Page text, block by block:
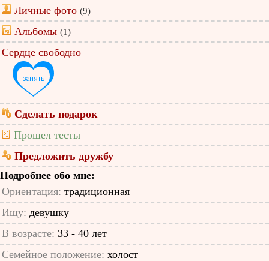
Личные фото (9)
Альбомы (1)
Сердце свободно
Сделать подарок
Прошел тесты
Предложить дружбу
Подробнее обо мне:
Ориентация: традиционная
Ищу: девушку
В возрасте: 33 - 40 лет
Семейное положение: холост